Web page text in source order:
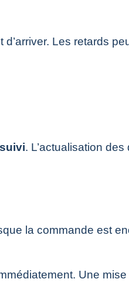
Les retards
. L’actualisation
la commande est
Une mise